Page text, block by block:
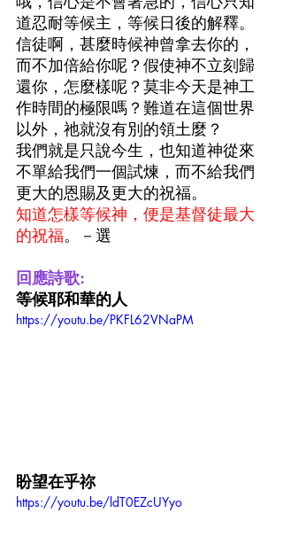
道忍耐等候主，等候日後的解釋。
信徒啊，甚麼時候神曾拿去你的，
而不加倍給你呢？假使神不立刻歸
還你，怎麼樣呢？莫非今天是神工
作時間的極限嗎？難道在這個世界
以外，祂就沒有別的領土麼？
我們就是只說今生，也知道神從來
不單給我們一個試煉，而不給我們
更大的恩賜及更大的祝福。
知道怎樣等候神，便是基督徒最大
的祝福。－選
回應詩歌:
等候耶和華的人
https://youtu.be/PKFL62VNaPM
盼望在乎祢
https://youtu.be/ldT0EZcUYyo